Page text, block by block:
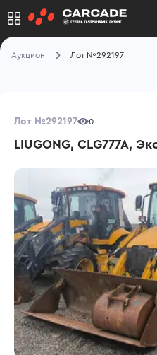
Аукцион Лот №292197
Лот №292197 0
LIUGONG, CLG777A,